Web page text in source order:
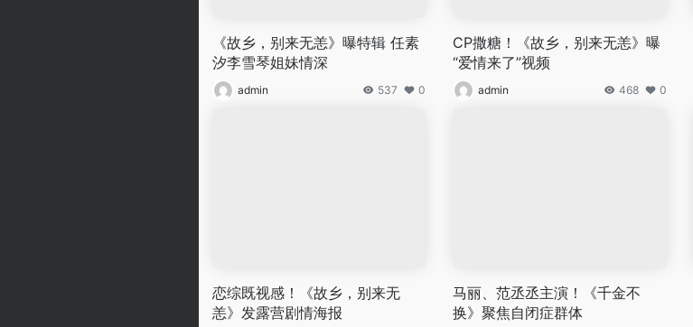
《故乡，别来无恙》曝特辑 任素
汐李雪琴姐妹情深
admin 537 0
CP撒糖！《故乡，别来无恙》曝
“爱情来了”视频
admin 468 0
恋综既视感！《故乡，别来无
恙》发露营剧情海报
马丽、范丞丞主演！《千金不
换》聚焦自闭症群体